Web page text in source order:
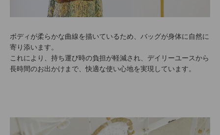
ボディが柔らかな曲線を描いているため、バッグが身体に自然に
寄り添います。
これにより、持ち運び時の負担が軽減され、デイリーユースから
長時間のお出かけまで、快適な使い心地を実現しています。